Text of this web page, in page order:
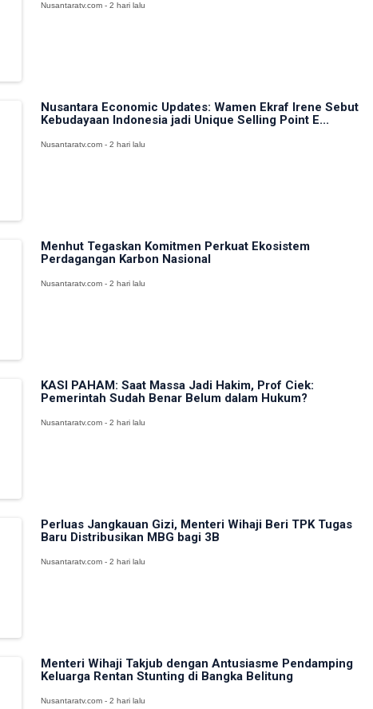
Nusantaratv.com - 2 hari lalu
Nusantara Economic Updates: Wamen Ekraf Irene Sebut
Kebudayaan Indonesia jadi Unique Selling Point E...
Nusantaratv.com - 2 hari lalu
Menhut Tegaskan Komitmen Perkuat Ekosistem
Perdagangan Karbon Nasional
Nusantaratv.com - 2 hari lalu
KASI PAHAM: Saat Massa Jadi Hakim, Prof Ciek:
Pemerintah Sudah Benar Belum dalam Hukum?
Nusantaratv.com - 2 hari lalu
Perluas Jangkauan Gizi, Menteri Wihaji Beri TPK Tugas
Baru Distribusikan MBG bagi 3B
Nusantaratv.com - 2 hari lalu
Menteri Wihaji Takjub dengan Antusiasme Pendamping
Keluarga Rentan Stunting di Bangka Belitung
Nusantaratv.com - 2 hari lalu